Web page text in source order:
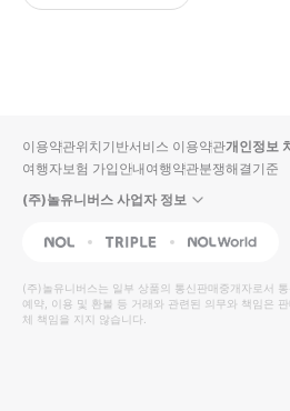
입니
다.
높
은
순
동
영
상
순
상
이용약관위치기반서비스 이용약관개인정보
여행자보험 가입안내여행약관분쟁해결기준
(주)놀유니버스 사업자 정보
NOL Triple Interpark Global
(주)놀유니버스는 일부 상품의 통신판매중개자로서
예약, 이용 및 환불 등 거래와 관련된 의무와 책임은
체 책임을 지지 않습니다.